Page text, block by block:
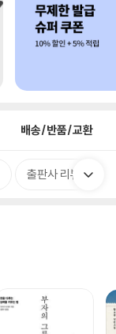
배송/반품/교환
출판사 리뷰